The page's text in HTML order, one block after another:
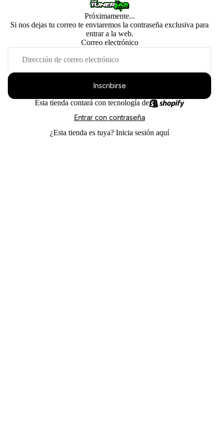
Próximamente...
Si nos dejas tu correo te enviaremos la contraseña exclusiva para
entrar a la web.
Correo electrónico
Inscribirse
Esta tienda contará con tecnología de
Entrar con contraseña
¿Esta tienda es tuya? Inicia sesión aquí